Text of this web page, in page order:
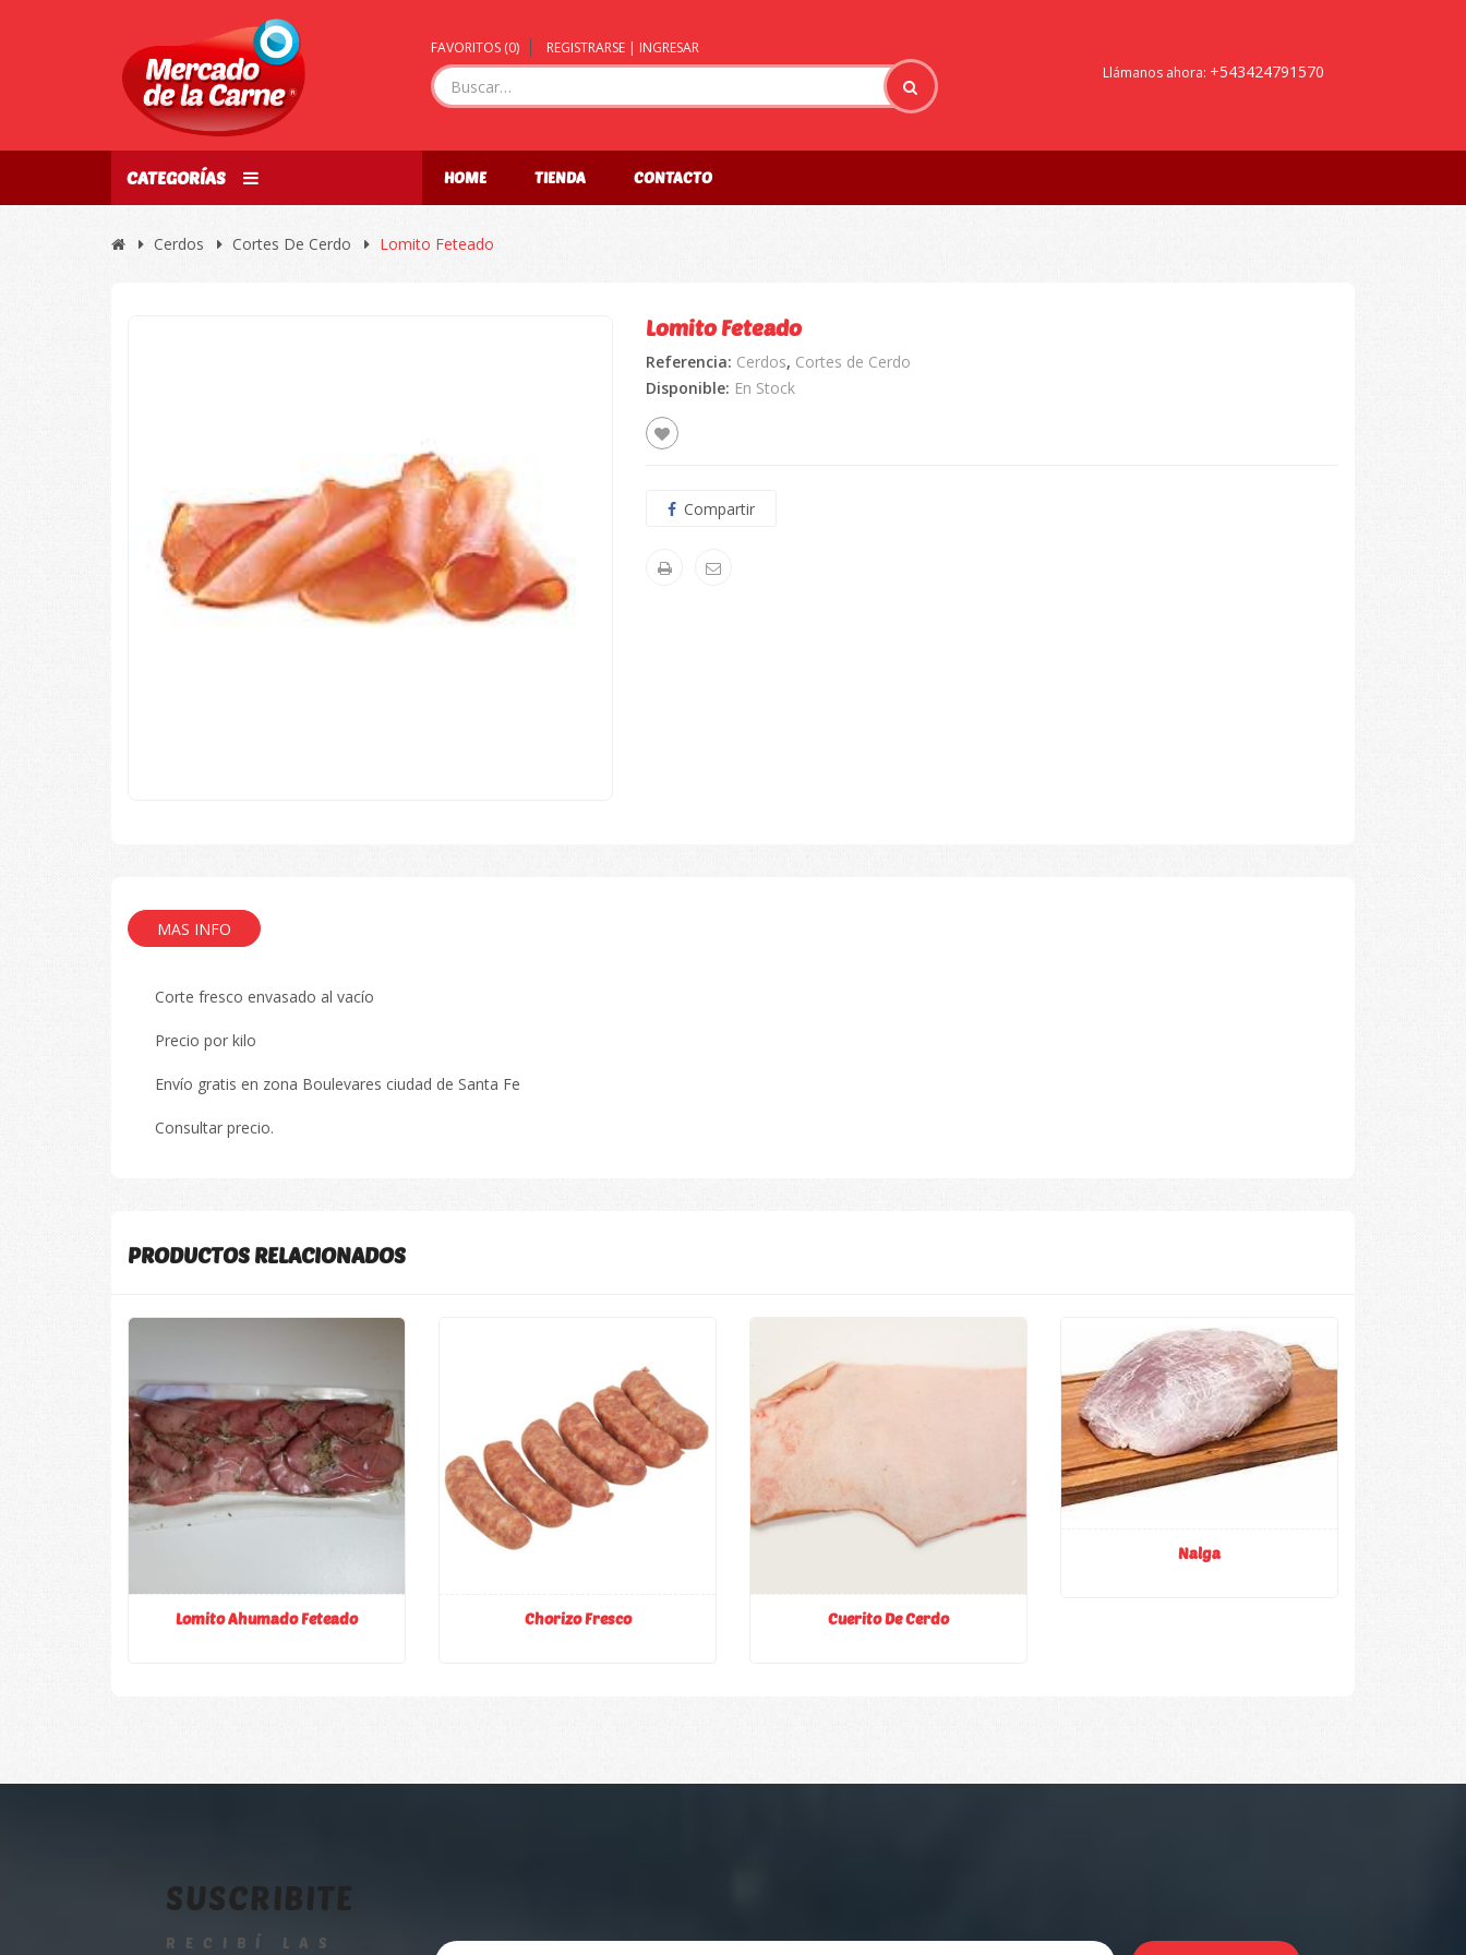
FAVORITOS (0)
REGISTRARSE | INGRESAR
Llámanos ahora: +543424791570
CATEGORÍAS HOME TIENDA CONTACTO
Cerdos Cortes De Cerdo Lomito Feteado
Lomito Feteado
Referencia: Cerdos, Cortes de Cerdo
Disponible: En Stock
Compartir
MAS INFO
Corte fresco envasado al vacío
Precio por kilo
Envío gratis en zona Boulevares ciudad de Santa Fe
Consultar precio.
PRODUCTOS RELACIONADOS
Lomito Ahumado Feteado Chorizo Fresco Cuerito De Cerdo
Nalga
SUSCRIBITE
RECIBÍ LAS